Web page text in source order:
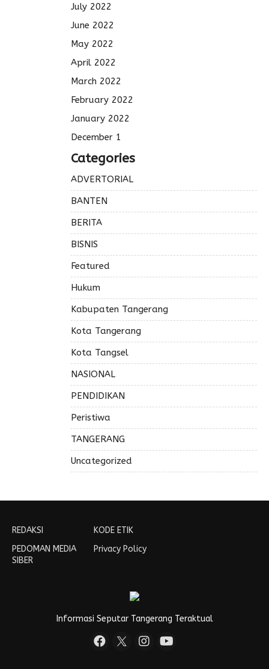
July 2022
June 2022
May 2022
April 2022
March 2022
February 2022
January 2022
December 1
Categories
ADVERTORIAL
BANTEN
BERITA
BISNIS
Featured
Hukum
Kabupaten Tangerang
Kota Tangerang
Kota Tangsel
NASIONAL
PENDIDIKAN
Peristiwa
TANGERANG
Uncategorized
REDAKSI
PEDOMAN MEDIA
SIBER
KODE ETIK
Privacy Policy
Informasi Seputar Tangerang Teraktual